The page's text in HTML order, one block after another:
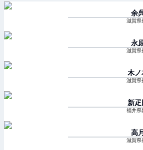
余
滋賀県
永
滋賀県
木ノ
滋賀県
新疋
福井県
高月
滋賀県